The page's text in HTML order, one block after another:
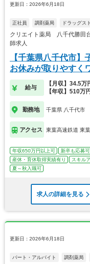
更新日：2026年6月18日
正社員 調剤薬局 ドラッグス
クリエイト薬局 八千代勝田
師求人
【千葉県八千代市
お休みが取りやすく
給与
【月収】34.5万
【年収】510万
勤務地 千葉県 八千代市
アクセス 東葉高速鉄道 東
年収650万円以上可 新卒も応募
産休・育休取得実績有り
スキル
夏～秋入職可
求人の詳細を見る
更新日：2026年6月18日
パート・アルバイト 調剤薬局